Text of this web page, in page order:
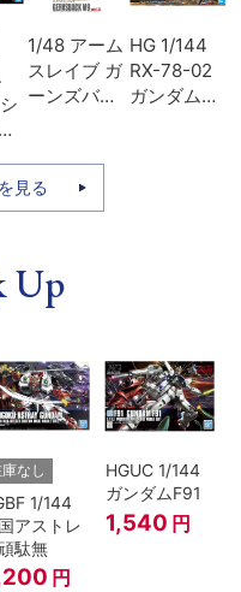
1/48 アーム
スレイブ ガ
ーンズバッ
ルメタル・
パニック
HG 1/144
RX-78-02
ガンダム
見る
Up
なし
1/144
アストレ
駄無
円
HGUC 1/144
ガンダムF91
1,540 円